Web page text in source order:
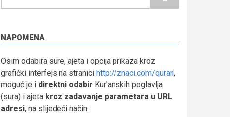
NAPOMENA
Osim odabira sure, ajeta i opcija prikaza kroz
grafički interfejs na stranici http://znaci.com/quran,
moguć je i direktni odabir Kur'anskih poglavlja
(sura) i ajeta kroz zadavanje parametara u URL
adresi, na slijedeći način: